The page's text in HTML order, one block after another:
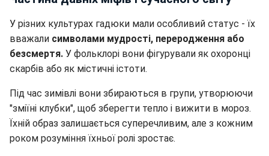
У різних культурах гадюки мали особливий статус - їх
вважали символами мудрості, переродження або
безсмертя. У фольклорі вони фігурували як охоронці
скарбів або як містичні істоти.
Під час зимівлі вони збираються в групи, утворюючи
"зміїні клубки", щоб зберегти тепло і вижити в мороз.
Їхній образ залишається суперечливим, але з кожним
роком розуміння їхньої ролі зростає.